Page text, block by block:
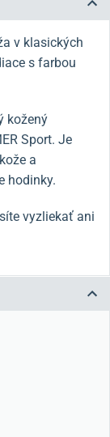
v klasických
s farbou
kožený
Sport. Je
a
hodinky.
vyzliekať ani